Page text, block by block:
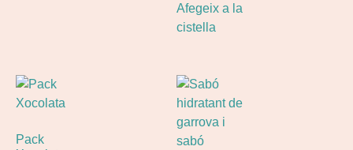
Afegeix a la
cistella
Pack